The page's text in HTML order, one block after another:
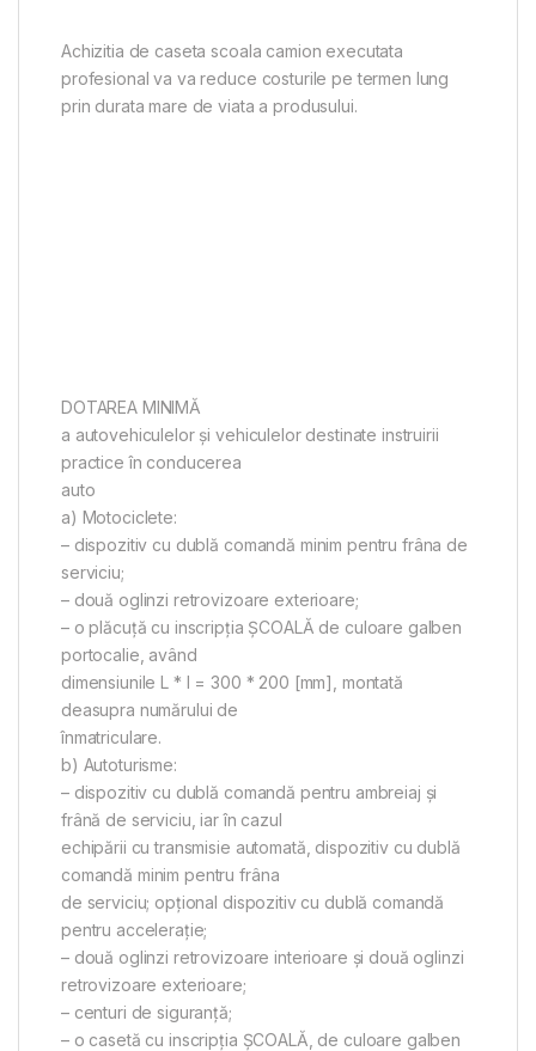
Achizitia de caseta scoala camion executata
profesional va va reduce costurile pe termen lung
prin durata mare de viata a produsului.
DOTAREA MINIMĂ
a autovehiculelor şi vehiculelor destinate instruirii
practice în conducerea
auto
a) Motociclete:
– dispozitiv cu dublă comandă minim pentru frâna de
serviciu;
– două oglinzi retrovizoare exterioare;
– o plăcuţă cu inscripţia ŞCOALĂ de culoare galben
portocalie, având
dimensiunile L * l = 300 * 200 [mm], montată
deasupra numărului de
înmatriculare.
b) Autoturisme:
– dispozitiv cu dublă comandă pentru ambreiaj şi
frână de serviciu, iar în cazul
echipării cu transmisie automată, dispozitiv cu dublă
comandă minim pentru frâna
de serviciu; opţional dispozitiv cu dublă comandă
pentru acceleraţie;
– două oglinzi retrovizoare interioare şi două oglinzi
retrovizoare exterioare;
– centuri de siguranţă;
– o casetă cu inscripţia ŞCOALĂ, de culoare galben